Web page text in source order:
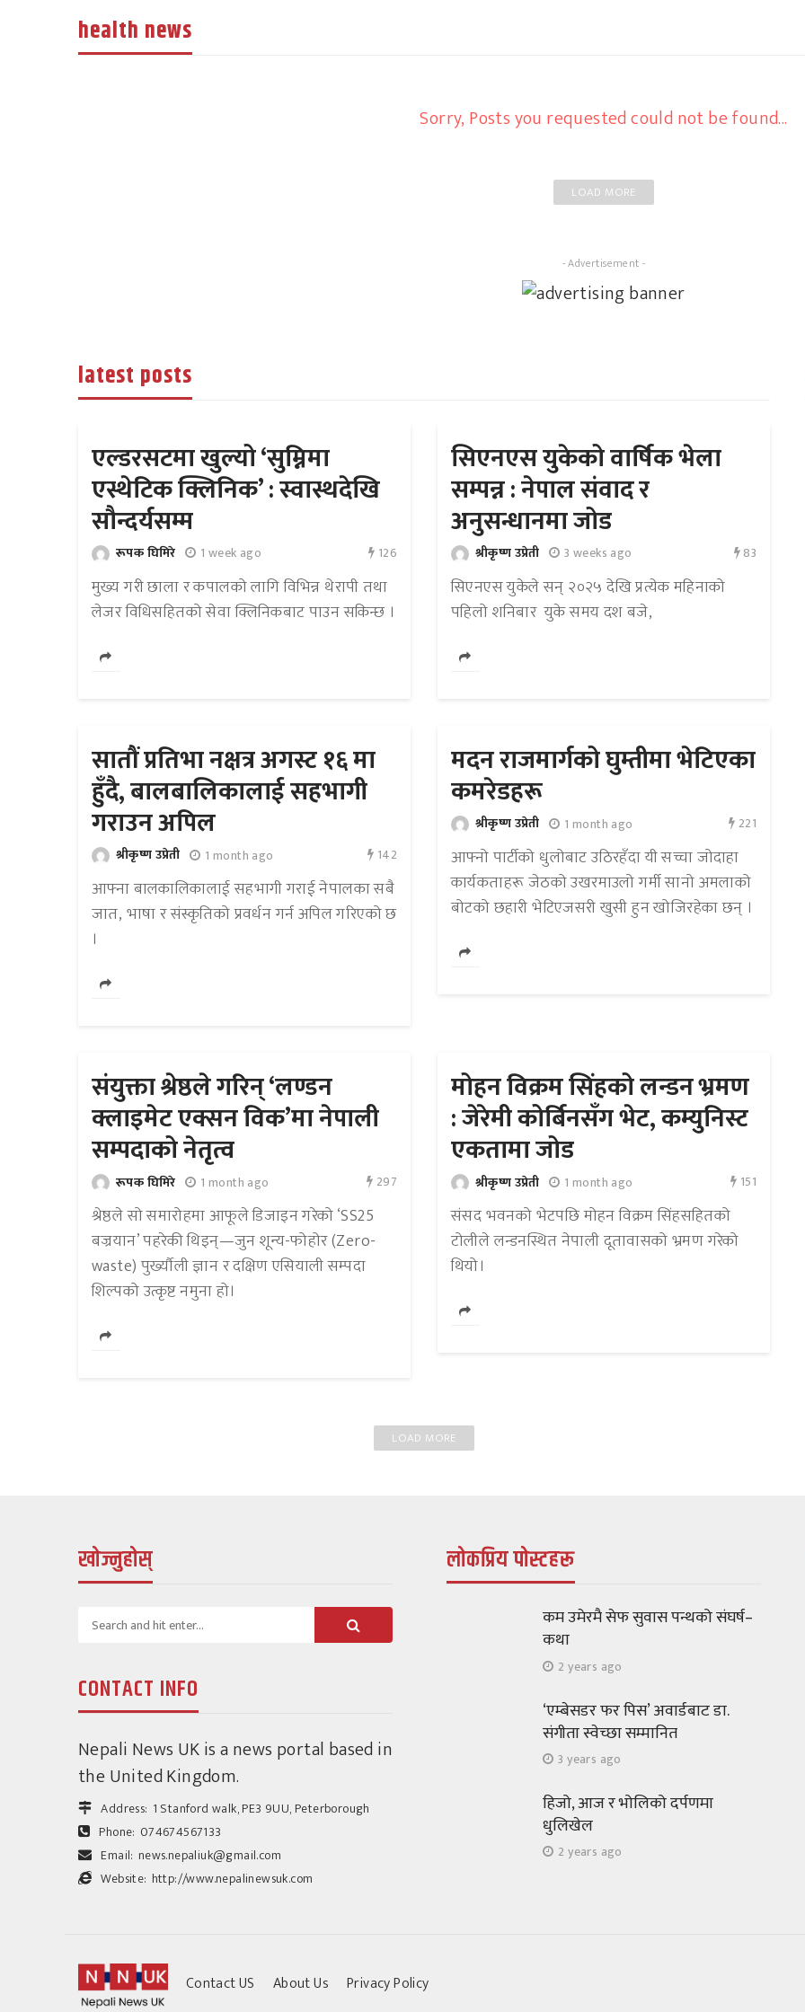
health news
Sorry, Posts you requested could not be found...
LOAD MORE
- Advertisement -
latest posts
एल्डरसटमा खुल्यो ‘सुम्निमा
एस्थेटिक क्लिनिक’ : स्वास्थदेखि
सौन्दर्यसम्म
रूपक घिमिरे 1 week ago 126
मुख्य गरी छाला र कपालको लागि विभिन्न थेरापी तथा
लेजर विधिसहितको सेवा क्लिनिकबाट पाउन सकिन्छ ।
सिएनएस युकेको वार्षिक भेला
सम्पन्न : नेपाल संवाद र
अनुसन्धानमा जोड
श्रीकृष्ण उप्रेती 3 weeks ago 83
सिएनएस युकेले सन् २०२५ देखि प्रत्येक महिनाको
पहिलो शनिबार युके समय दश बजे,
सातौं प्रतिभा नक्षत्र अगस्ट १६ मा
हुँदै, बालबालिकालाई सहभागी
गराउन अपिल
श्रीकृष्ण उप्रेती 1 month ago 142
आफ्ना बालकालिकालाई सहभागी गराई नेपालका सबै
जात, भाषा र संस्कृतिको प्रवर्धन गर्न अपिल गरिएको छ
।
मदन राजमार्गको घुम्तीमा भेटिएका
कमरेडहरू
श्रीकृष्ण उप्रेती 1 month ago 221
आफ्नो पार्टीको धुलोबाट उठिरहँदा यी सच्चा जोदाहा
कार्यकताहरू जेठको उखरमाउलो गर्मी सानो अमलाको
बोटको छहारी भेटिएजसरी खुसी हुन खोजिरहेका छन् ।
संयुक्ता श्रेष्ठले गरिन् ‘लण्डन
क्लाइमेट एक्सन विक’मा नेपाली
सम्पदाको नेतृत्व
रूपक घिमिरे 1 month ago 297
श्रेष्ठले सो समारोहमा आफूले डिजाइन गरेको ‘SS25
बज्रयान’ पहरेकी थिइन्—जुन शून्य-फोहोर (Zero-
waste) पुर्ख्यौली ज्ञान र दक्षिण एसियाली सम्पदा
शिल्पको उत्कृष्ट नमुना हो।
मोहन विक्रम सिंहको लन्डन भ्रमण
: जेरेमी कोर्बिनसँग भेट, कम्युनिस्ट
एकतामा जोड
श्रीकृष्ण उप्रेती 1 month ago 151
संसद भवनको भेटपछि मोहन विक्रम सिंहसहितको
टोलीले लन्डनस्थित नेपाली दूतावासको भ्रमण गरेको
थियो।
LOAD MORE
खोज्नुहोस्
CONTACT INFO
Nepali News UK is a news portal based in
the United Kingdom.
Address: 1 Stanford walk, PE3 9UU, Peterborough
Phone: 074674567133
Email: news.nepaliuk@gmail.com
Website: http://www.nepalinewsuk.com
लोकप्रिय पोस्टहरू
कम उमेरमै सेफ सुवास पन्थको संघर्ष–
कथा
2 years ago
‘एम्बेसडर फर पिस’ अवार्डबाट डा.
संगीता स्वेच्छा सम्मानित
3 years ago
हिजो, आज र भोलिको दर्पणमा
धुलिखेल
2 years ago
Contact US About Us Privacy Policy